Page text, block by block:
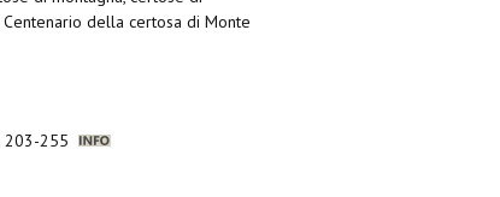
della certosa di Monte
203-255